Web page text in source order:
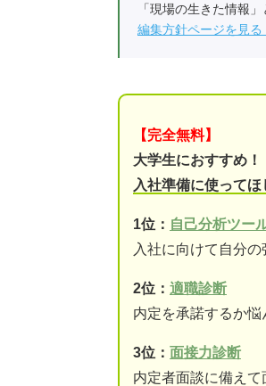
「現場の生きた情報
編集方針ページを見る
【完全無料】
大学生におすすめ！
入社準備に使って
1位： 自己分析ツー
入社に向けて自分
2位： 適職診断
内定を承諾するか
3位： 面接力診断
内定者面談に備えて